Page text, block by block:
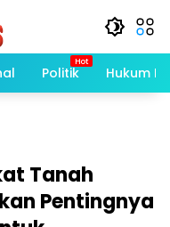
Politik Hukum
Tanah
Pentingnya